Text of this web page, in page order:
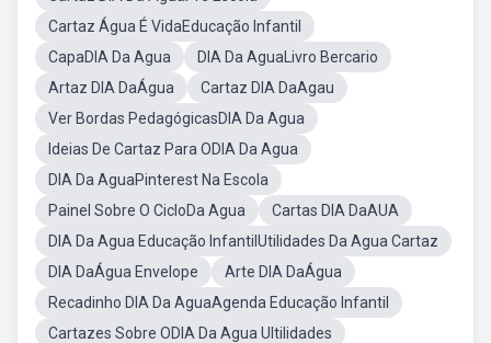
Cartaz Água É VidaEducação Infantil
CapaDIA Da Agua
DIA Da AguaLivro Bercario
Artaz DIA DaÁgua
Cartaz DIA DaAgau
Ver Bordas PedagógicasDIA Da Agua
Ideias De Cartaz Para ODIA Da Agua
DIA Da AguaPinterest Na Escola
Painel Sobre O CicloDa Agua
Cartas DIA DaAUA
DIA Da Agua Educação InfantilUtilidades Da Agua Cartaz
DIA DaÁgua Envelope
Arte DIA DaÁgua
Recadinho DIA Da AguaAgenda Educação Infantil
Cartazes Sobre ODIA Da Agua Ultilidades